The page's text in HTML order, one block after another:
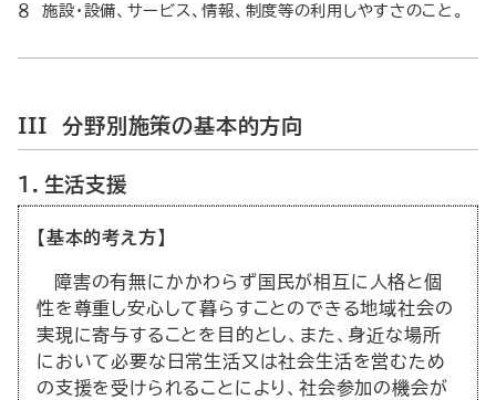
８ 施設・設備、サービス、情報、制度等の利用しやすさのこと。
III 分野別施策の基本的方向
１．生活支援
【基本的考え方】
障害の有無にかかわらず国民が相互に人格と個
性を尊重し安心して暮らすことのできる地域社会の
実現に寄与することを目的とし、また、身近な場所
において必要な日常生活又は社会生活を営むため
の支援を受けられることにより、社会参加の機会が